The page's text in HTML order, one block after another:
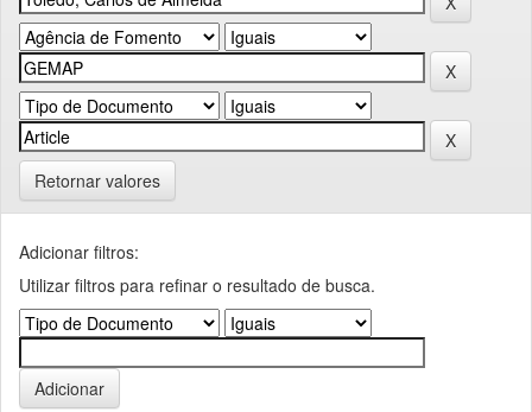
Retornar valores
Adicionar filtros:
Utilizar filtros para refinar o resultado de busca.